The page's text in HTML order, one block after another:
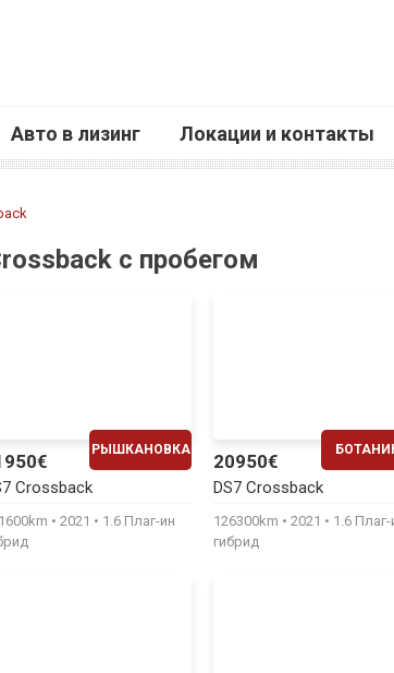
Авто в лизинг Локации и контакты
с пробегом
РЫШКАНОВКА
Crossback
2021
1.6 Плаг-ин
20950€
DS7 Crossback
126300km 2021
1.6 Плаг-
гибрид